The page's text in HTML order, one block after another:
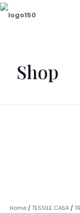
Shop
Home / TESSILE CASA /